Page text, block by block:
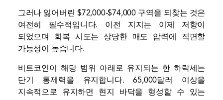
그러나 잃어버린 $72,000-$74,000 구역을 되찾는 것은
여전히 ​​필수적입니다. 이전 지지는 이제 저항이
되었으며 회복 시도는 상당한 매도 압력에 직면할
가능성이 높습니다.
비트코인이 해당 범위 아래로 유지되는 한 하락세는
단기 통제력을 유지합니다. 65,000달러 이상을
지속적으로 유지하면 현지 바닥을 형성할 수 있는